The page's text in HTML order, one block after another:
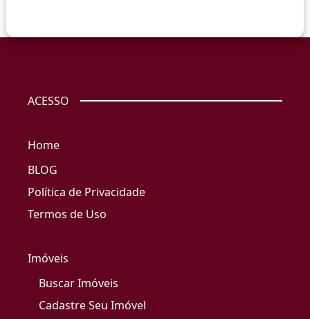
ACESSO
Home
BLOG
Política de Privacidade
Termos de Uso
Imóveis
Buscar Imóveis
Cadastre Seu Imóvel